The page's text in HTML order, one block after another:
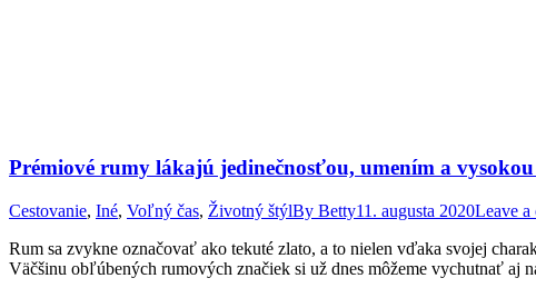
Prémiové rumy lákajú jedinečnosťou, umením a
Cestovanie, Iné, Voľný čas, Životný štýlBy Betty11. augusta 2020Leave a
Rum sa zvykne označovať ako tekuté zlato, a to nielen vďaka svojej
Väčšinu obľúbených rumových značiek si už dnes môžeme vychutnať